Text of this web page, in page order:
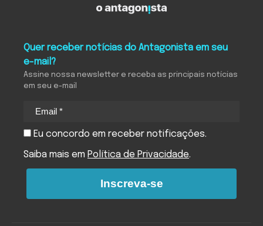
Quer receber notícias do Antagonista em seu
e-mail?
Assine nossa newsletter e receba as principais notícias
em seu e-mail
Eu concordo em receber notificações.
Saiba mais em Política de Privacidade.
Inscreva-se